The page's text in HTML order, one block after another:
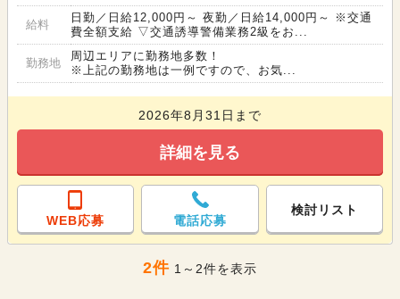
給料
日勤／日給12,000円～ 夜勤／日給14,000円～ ※交通
費全額支給 ▽交通誘導警備業務2級をお...
勤務地
周辺エリアに勤務地多数！
※上記の勤務地は一例ですので、お気...
2026年8月31日まで
詳細を見る
WEB応募 電話応募
検討リスト
2件 1～2件を表示